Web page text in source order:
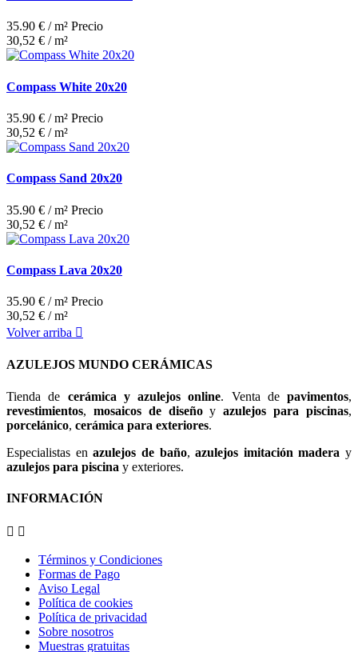
35.90 € / m² Precio
30,52 € / m²
Compass White 20x20
35.90 € / m² Precio
30,52 € / m²
Compass Sand 20x20
35.90 € / m² Precio
30,52 € / m²
Compass Lava 20x20
35.90 € / m² Precio
30,52 € / m²
Volver arriba 
AZULEJOS MUNDO CERÁMICAS
Tienda de cerámica y azulejos online. Venta de pavimentos,
revestimientos, mosaicos de diseñoyazulejos para piscinas,
porcelánico, cerámica para exteriores.
Especialistas enazulejos de baño,azulejos imitación madera y
azulejos para piscina y exteriores.
INFORMACIÓN
 
Términos y Condiciones
Formas de Pago
Aviso Legal
Política de cookies
Política de privacidad
Sobre nosotros
Muestras gratuitas